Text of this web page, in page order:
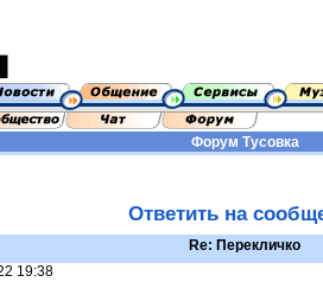
Форум Тусовка
Ответить на
Re: Перекличко
19:38